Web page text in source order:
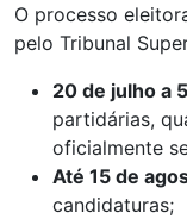
O processo
pelo Tribunal
20 de julho a
partidárias,
oficialmente
Até 15 de
candidaturas;